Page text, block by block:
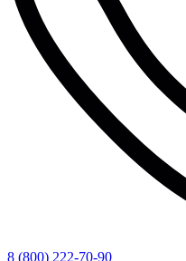
8 (800) 222-70-90